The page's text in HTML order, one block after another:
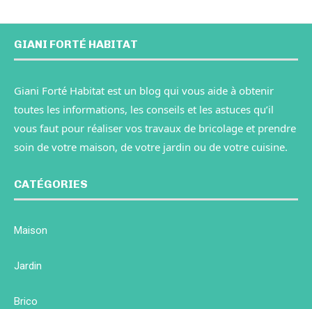
GIANI FORTÉ HABITAT
Giani Forté Habitat est un blog qui vous aide à obtenir
toutes les informations, les conseils et les astuces qu’il
vous faut pour réaliser vos travaux de bricolage et prendre
soin de votre maison, de votre jardin ou de votre cuisine.
CATÉGORIES
Maison
Jardin
Brico